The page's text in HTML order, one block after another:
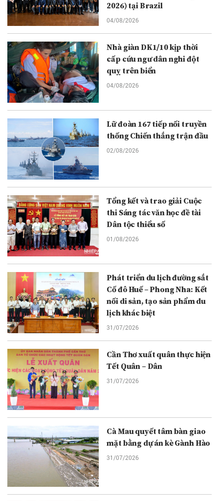
2026) tại Brazil
04/08/2026
Nhà giàn DK1/10 kịp thời
cấp cứu ngư dân nghi đột
quỵ trên biển
04/08/2026
Lữ đoàn 167 tiếp nối truyền
thống Chiến thắng trận đầu
02/08/2026
Tổng kết và trao giải Cuộc
thi Sáng tác văn học đề tài
Dân tộc thiểu số
01/08/2026
Phát triển du lịch đường sắt
Cố đô Huế – Phong Nha: Kết
nối di sản, tạo sản phẩm du
lịch khác biệt
31/07/2026
Cần Thơ xuất quân thực hiện
Tết Quân – Dân
31/07/2026
Cà Mau quyết tâm bàn giao
mặt bằng dự án kè Gành Hào
31/07/2026